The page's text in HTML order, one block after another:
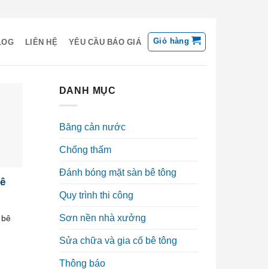
LIÊN HỆ YÊU CẦU BÁO GIÁ Giỏ hàng
DANH MỤC
Băng cản nước
Chống thấm
Đánh bóng mặt sàn bê tông
Quy trình thi công
Sơn nền nhà xưởng
Sửa chữa và gia cố bê tông
Thông báo